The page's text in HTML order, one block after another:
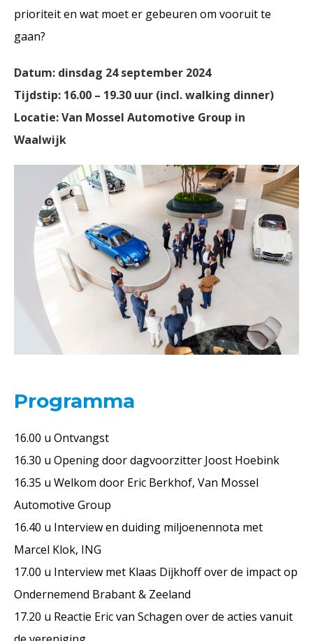
prioriteit en wat moet er gebeuren om vooruit te
gaan?
Datum: dinsdag 24 september 2024
Tijdstip: 16.00 – 19.30 uur (incl. walking dinner)
Locatie: Van Mossel Automotive Group in
Waalwijk
Programma
16.00 u Ontvangst
16.30 u Opening door dagvoorzitter Joost Hoebink
16.35 u Welkom door Eric Berkhof, Van Mossel
Automotive Group
16.40 u Interview en duiding miljoenennota met
Marcel Klok, ING
17.00 u Interview met Klaas Dijkhoff over de impact op
Ondernemend Brabant & Zeeland
17.20 u Reactie Eric van Schagen over de acties vanuit